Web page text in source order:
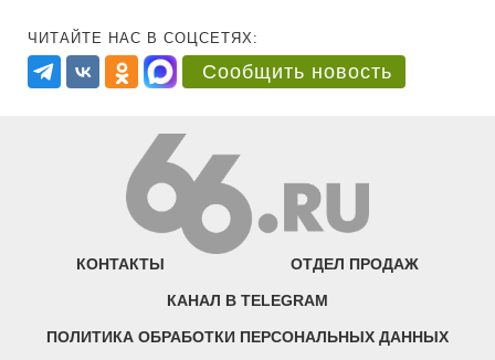
ЧИТАЙТЕ НАС В СОЦСЕТЯХ:
Сообщить новость
КОНТАКТЫ ОТДЕЛ ПРОДАЖ
КАНАЛ В TELEGRAM
ПОЛИТИКА ОБРАБОТКИ ПЕРСОНАЛЬНЫХ ДАННЫХ